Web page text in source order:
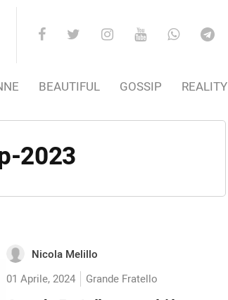
BEAUTIFUL GOSSIP REALITY
2023
Nicola Melillo
01 Aprile, 2024
Grande Fratello